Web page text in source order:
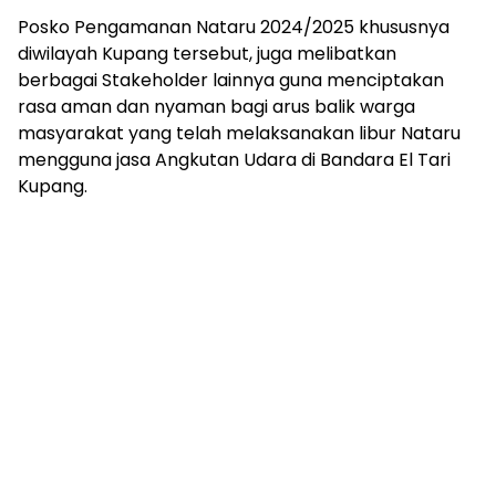
Posko Pengamanan Nataru 2024/2025 khususnya
diwilayah Kupang tersebut, juga melibatkan
berbagai Stakeholder lainnya guna menciptakan
rasa aman dan nyaman bagi arus balik warga
masyarakat yang telah melaksanakan libur Nataru
mengguna jasa Angkutan Udara di Bandara El Tari
Kupang.